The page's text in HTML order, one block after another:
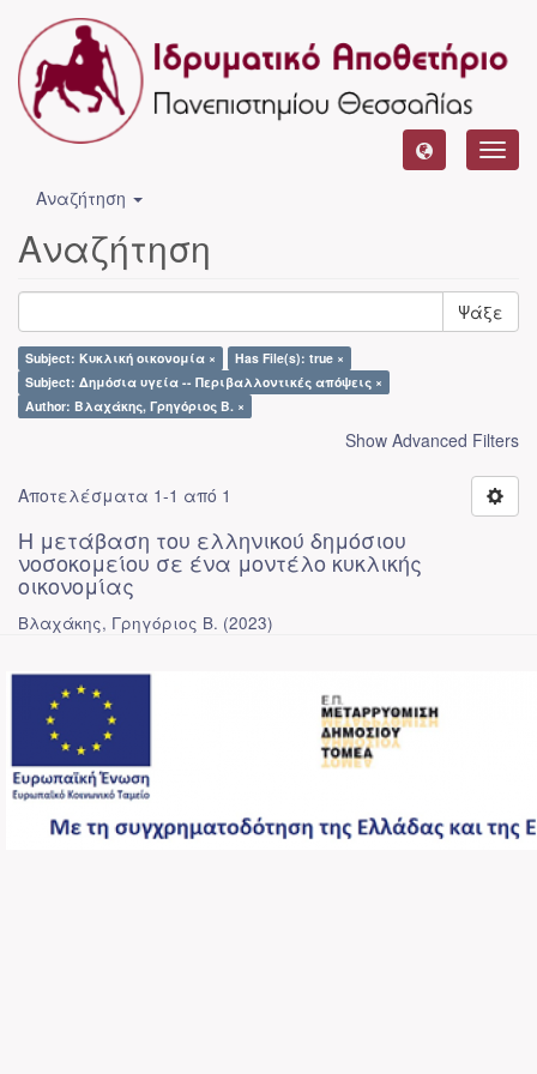
Αναζήτηση
Αναζήτηση
Ψάξε
Subject: Κυκλική οικονομία ×
Has File(s): true ×
Subject: Δημόσια υγεία -- Περιβαλλοντικές απόψεις ×
Author: Βλαχάκης, Γρηγόριος Β. ×
Show Advanced Filters
Αποτελέσματα 1-1 από 1
Η μετάβαση του ελληνικού δημόσιου
νοσοκομείου σε ένα μοντέλο κυκλικής
οικονομίας
Βλαχάκης, Γρηγόριος Β. (2023)